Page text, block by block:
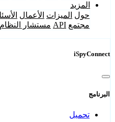
المزيد
حول الميزات الأعمال
مجتمع API مستشار النظام
iSpyConnect
البرنامج
تحميل